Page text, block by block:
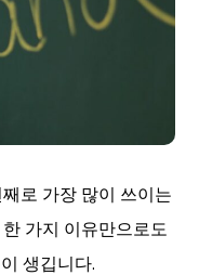
째로 가장 많이 쓰이는
한 가지 이유만으로도
생깁니다.